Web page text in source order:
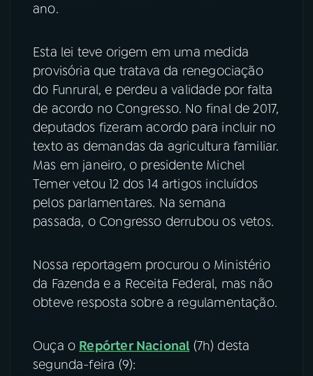
ano.
Esta lei teve origem em uma medida
provisória que tratava da renegociação
do Funrural, e perdeu a validade por falta
de acordo no Congresso. No final de 2017,
deputados fizeram acordo para incluir no
texto as demandas da agricultura familiar.
Mas em janeiro, o presidente Michel
Temer vetou 12 dos 14 artigos incluídos
pelos parlamentares. Na semana
passada, o Congresso derrubou os vetos.
Nossa reportagem procurou o Ministério
da Fazenda e a Receita Federal, mas não
obteve resposta sobre a regulamentação.
Ouça o Repórter Nacional (7h) desta
segunda-feira (9):